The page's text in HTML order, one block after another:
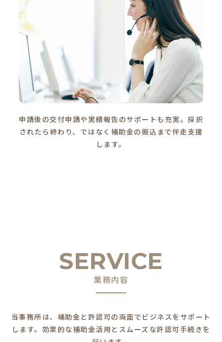
申請後の交付申請や実績報告のサポートも充実。採択
されたら終わり、ではなく補助金の振込まで伴走支援
します。
SERVICE
業務内容
当事務所は、補助金と許認可の両面でビジネスをサポート
します。 効果的な補助金活用とスムーズな許認可手続きを